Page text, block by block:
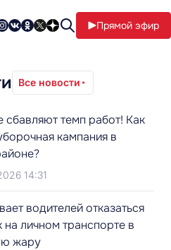
Прямой эфир
Все новости
сбавляют темп работ! Как
кампания в
14:31
водителей отказаться
на личном транспорте в
жару